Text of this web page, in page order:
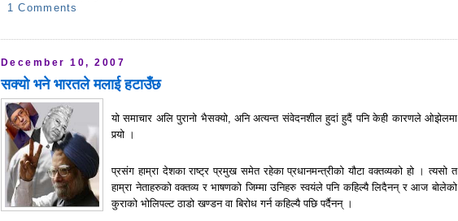
1 Comments
December 10, 2007
सक्यो भने भारतले मलाई हटाउँछ
यो समाचार अलि पुरानो भैसक्यो, अनि अत्यन्त संवेदनशील हुदां हुदैं पनि केही कारणले ओझेलमा
पर्‍यो ।
प्रसंग हाम्रा देशका राष्ट्र प्रमुख समेत रहेका प्रधानमन्त्रीको यौटा वक्तव्यको हो । त्यसो त
हाम्रा नेताहरुको वक्तव्य र भाषणको जिम्मा उनिहरु स्वयंले पनि कहिल्यै लिदैनन् र आज बोलेको
कुराको भोलिपल्ट ठाडो खण्डन वा बिरोध गर्न कहिल्यै पछि पर्दैनन् ।